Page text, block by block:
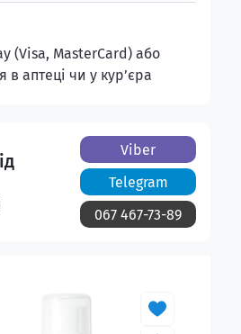
(Visa, MasterCard) або
аптеці чи у кур’єра
Viber
Telegram
067 467-73-89